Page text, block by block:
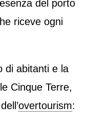
del porto
riceve ogni
di abitanti e la
Cinque Terre,
overtourism: